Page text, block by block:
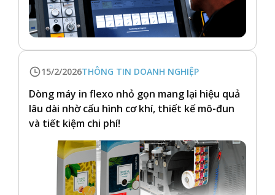
15/2/2026THÔNG TIN DOANH NGHIỆP
Dòng máy in flexo nhỏ gọn mang lại hiệu quả
lâu dài nhờ cấu hình cơ khí, thiết kế mô-đun
và tiết kiệm chi phí!